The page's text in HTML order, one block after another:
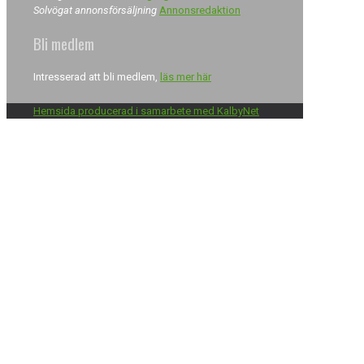
Solvögat annonsförsäljning Annonsredaktion
Bli medlem
Intresserad att bli medlem, läs mer här
Hemsida producerad i samarbete med KalbyNet